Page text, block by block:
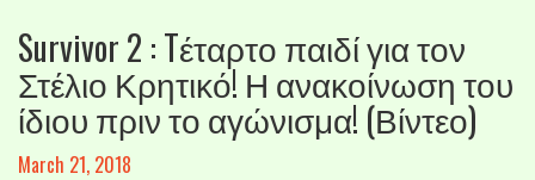
Survivor 2 : Tέταρτο παιδί για τον
Στέλιο Κρητικό! Η ανακοίνωση του
ίδιου πριν το αγώνισμα! (Βίντεο)
March 21, 2018